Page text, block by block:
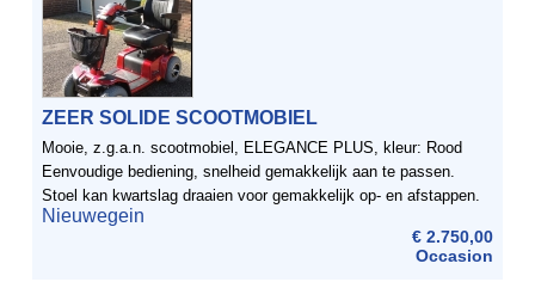
ZEER SOLIDE SCOOTMOBIEL
Mooie, z.g.a.n. scootmobiel, ELEGANCE PLUS, kleur: Rood
Eenvoudige bediening, snelheid gemakkelijk aan te passen.
Stoel kan kwartslag draaien voor gemakkelijk op- en afstappen.
De armleuning kan worden weggeklapt. Fabrieksgarantie loopt ...
Nieuwegein
€ 2.750,00
Occasion